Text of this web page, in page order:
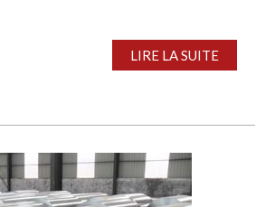
LIRE LA SUITE